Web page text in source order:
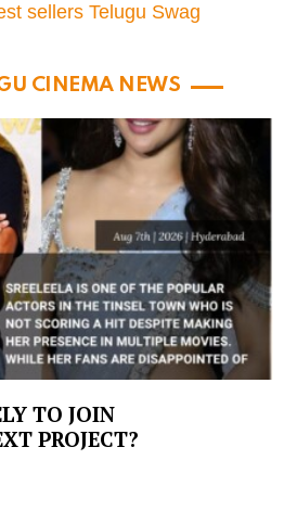
sellers Telugu Swag
CINEMA NEWS
TO JOIN
PROJECT?